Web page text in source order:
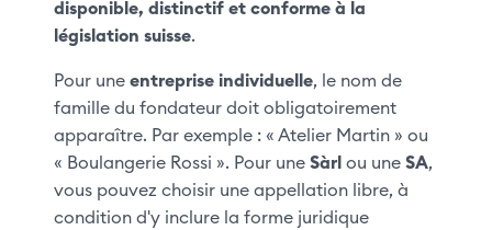
disponible, distinctif et conforme à la
législation suisse.
Pour uneentreprise individuelle, le nom de
famille du fondateur doit obligatoirement
apparaître. Par exemple : « Atelier Martin » ou
« Boulangerie Rossi ». Pour uneSàrl ou uneSA,
vous pouvez choisir une appellation libre, à
condition d'y inclure la forme juridique